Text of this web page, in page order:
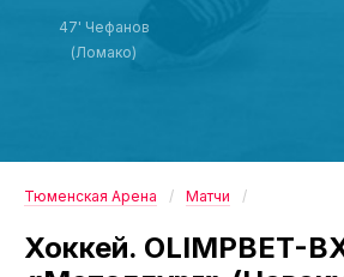
47' Чефанов
(Ломако)
Тюменская Арена Матчи
Хоккей. OLIMPBET-